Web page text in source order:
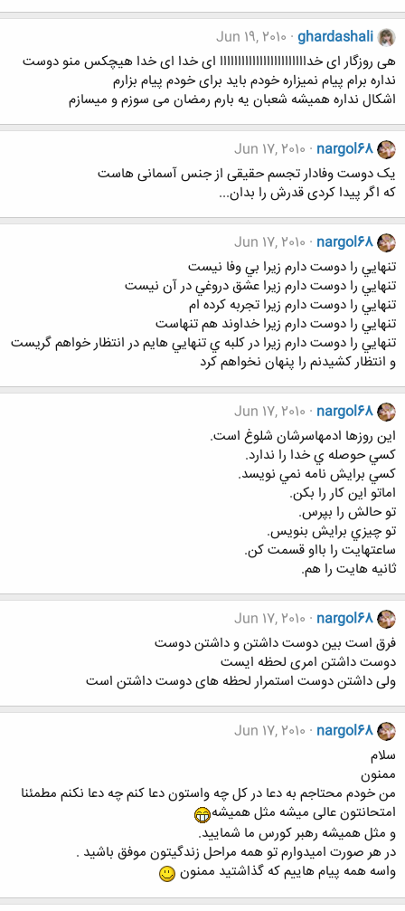
ghardashali
Jun 19, 2010
هی روزگار ای خداااااااااااااااااااااااا ای خدا ای خدا هیچکس منو دوست
نداره برام پیام نمیزاره خودم باید برای خودم پیام بزارم
اشکال نداره همیشه شعبان یه بارم رمضان می سوزم و میسازم
nargol68
Jun 17, 2010
یک دوست وفادار تجسم حقیقی از جنس آسمانی هاست
که اگر پیدا کردی قدرش را بدان...
nargol68
Jun 17, 2010
تنهايي را دوست دارم زيرا بي وفا نيست
تنهايي را دوست دارم زيرا عشق دروغي در آن نيست
تنهايي را دوست دارم زيرا تجربه کرده ام
تنهايي را دوست دارم زيرا خداوند هم تنهاست
تنهايي را دوست دارم زيرا در کلبه ي تنهايي هايم در انتظار خواهم گريست
و انتظار کشيدنم را پنهان نخواهم کرد
nargol68
Jun 17, 2010
اين روزها ادمهاسرشان شلوغ است.
كسي حوصله ي خدا را ندارد.
كسي برايش نامه نمي نويسد.
اماتو اين كار را بكن.
تو حالش را بپرس.
تو چيزي برايش بنويس.
ساعتهايت را بااو قسمت كن.
ثانيه هايت را هم.
nargol68
Jun 17, 2010
فرق است بین دوست داشتن و داشتن دوست
دوست داشتن امری لحظه ایست
ولی داشتن دوست استمرار لحظه های دوست داشتن است
nargol68
Jun 17, 2010
سلام
ممنون
من خودم محتاجم به دعا در کل چه واستون دعا کنم چه دعا نکنم مطمئنا
امتحانتون عالی میشه مثل همیشه
و مثل همیشه رهبر کورس ما شمایید.
در هر صورت امیدوارم تو همه مراحل زندگیتون موفق باشید .
واسه همه پیام هاییم که گذاشتید ممنون